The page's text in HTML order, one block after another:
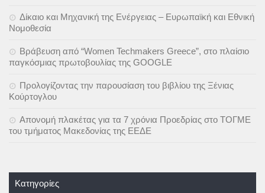
Δίκαιο και Μηχανική της Ενέργειας – Ευρωπαϊκή και Εθνική
Νομοθεσία
Βράβευση από “Women Techmakers Greece”, στο πλαίσιο
παγκόσμιας πρωτοβουλίας της GOOGLE
Προλογίζοντας την παρουσίαση του βιβλίου της Ξένιας
Κούρτογλου
Απονομή πλακέτας για τα 7 χρόνια Προεδρίας στο ΤΟΓΜΕ
του τμήματος Μακεδονίας της ΕΕΔΕ
Kατηγορίες